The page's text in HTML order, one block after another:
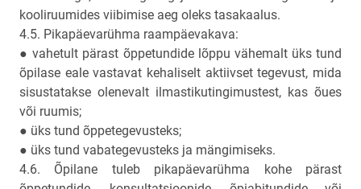
kooliruumides viibimise aeg oleks tasakaalus.
4.5. Pikapäevarühma raampäevakava:
● vahetult pärast õppetundide lõppu vähemalt üks tund
õpilase eale vastavat kehaliselt aktiivset tegevust, mida
sisustatakse olenevalt ilmastikutingimustest, kas õues
või ruumis;
● üks tund õppetegevusteks;
● üks tund vabategevusteks ja mängimiseks.
4.6. Õpilane tuleb pikapäevarühma kohe pärast